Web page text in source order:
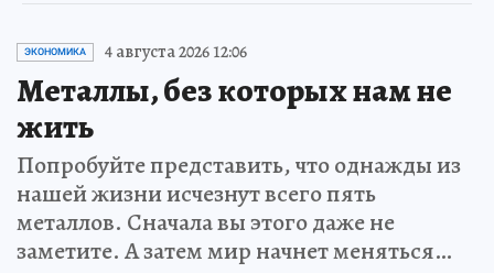
ЭКОНОМИКА 4 августа 2026 12:06
Металлы, без которых нам не
жить
Попробуйте представить, что однажды из
нашей жизни исчезнут всего пять
металлов. Сначала вы этого даже не
заметите. А затем мир начнет меняться…